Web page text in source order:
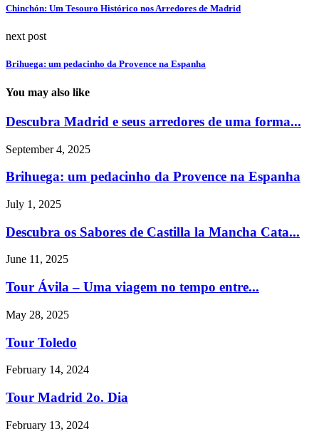
Chinchón: Um Tesouro Histórico nos Arredores de Madrid
next post
Brihuega: um pedacinho da Provence na Espanha
You may also like
Descubra Madrid e seus arredores de uma forma...
September 4, 2025
Brihuega: um pedacinho da Provence na Espanha
July 1, 2025
Descubra os Sabores de Castilla la Mancha Cata...
June 11, 2025
Tour Ávila – Uma viagem no tempo entre...
May 28, 2025
Tour Toledo
February 14, 2024
Tour Madrid 2o. Dia
February 13, 2024